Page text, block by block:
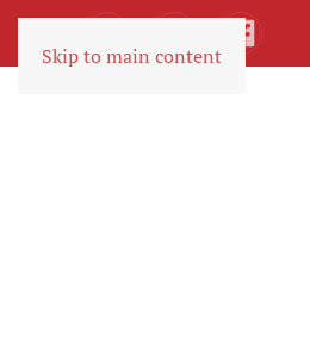
Skip to main content